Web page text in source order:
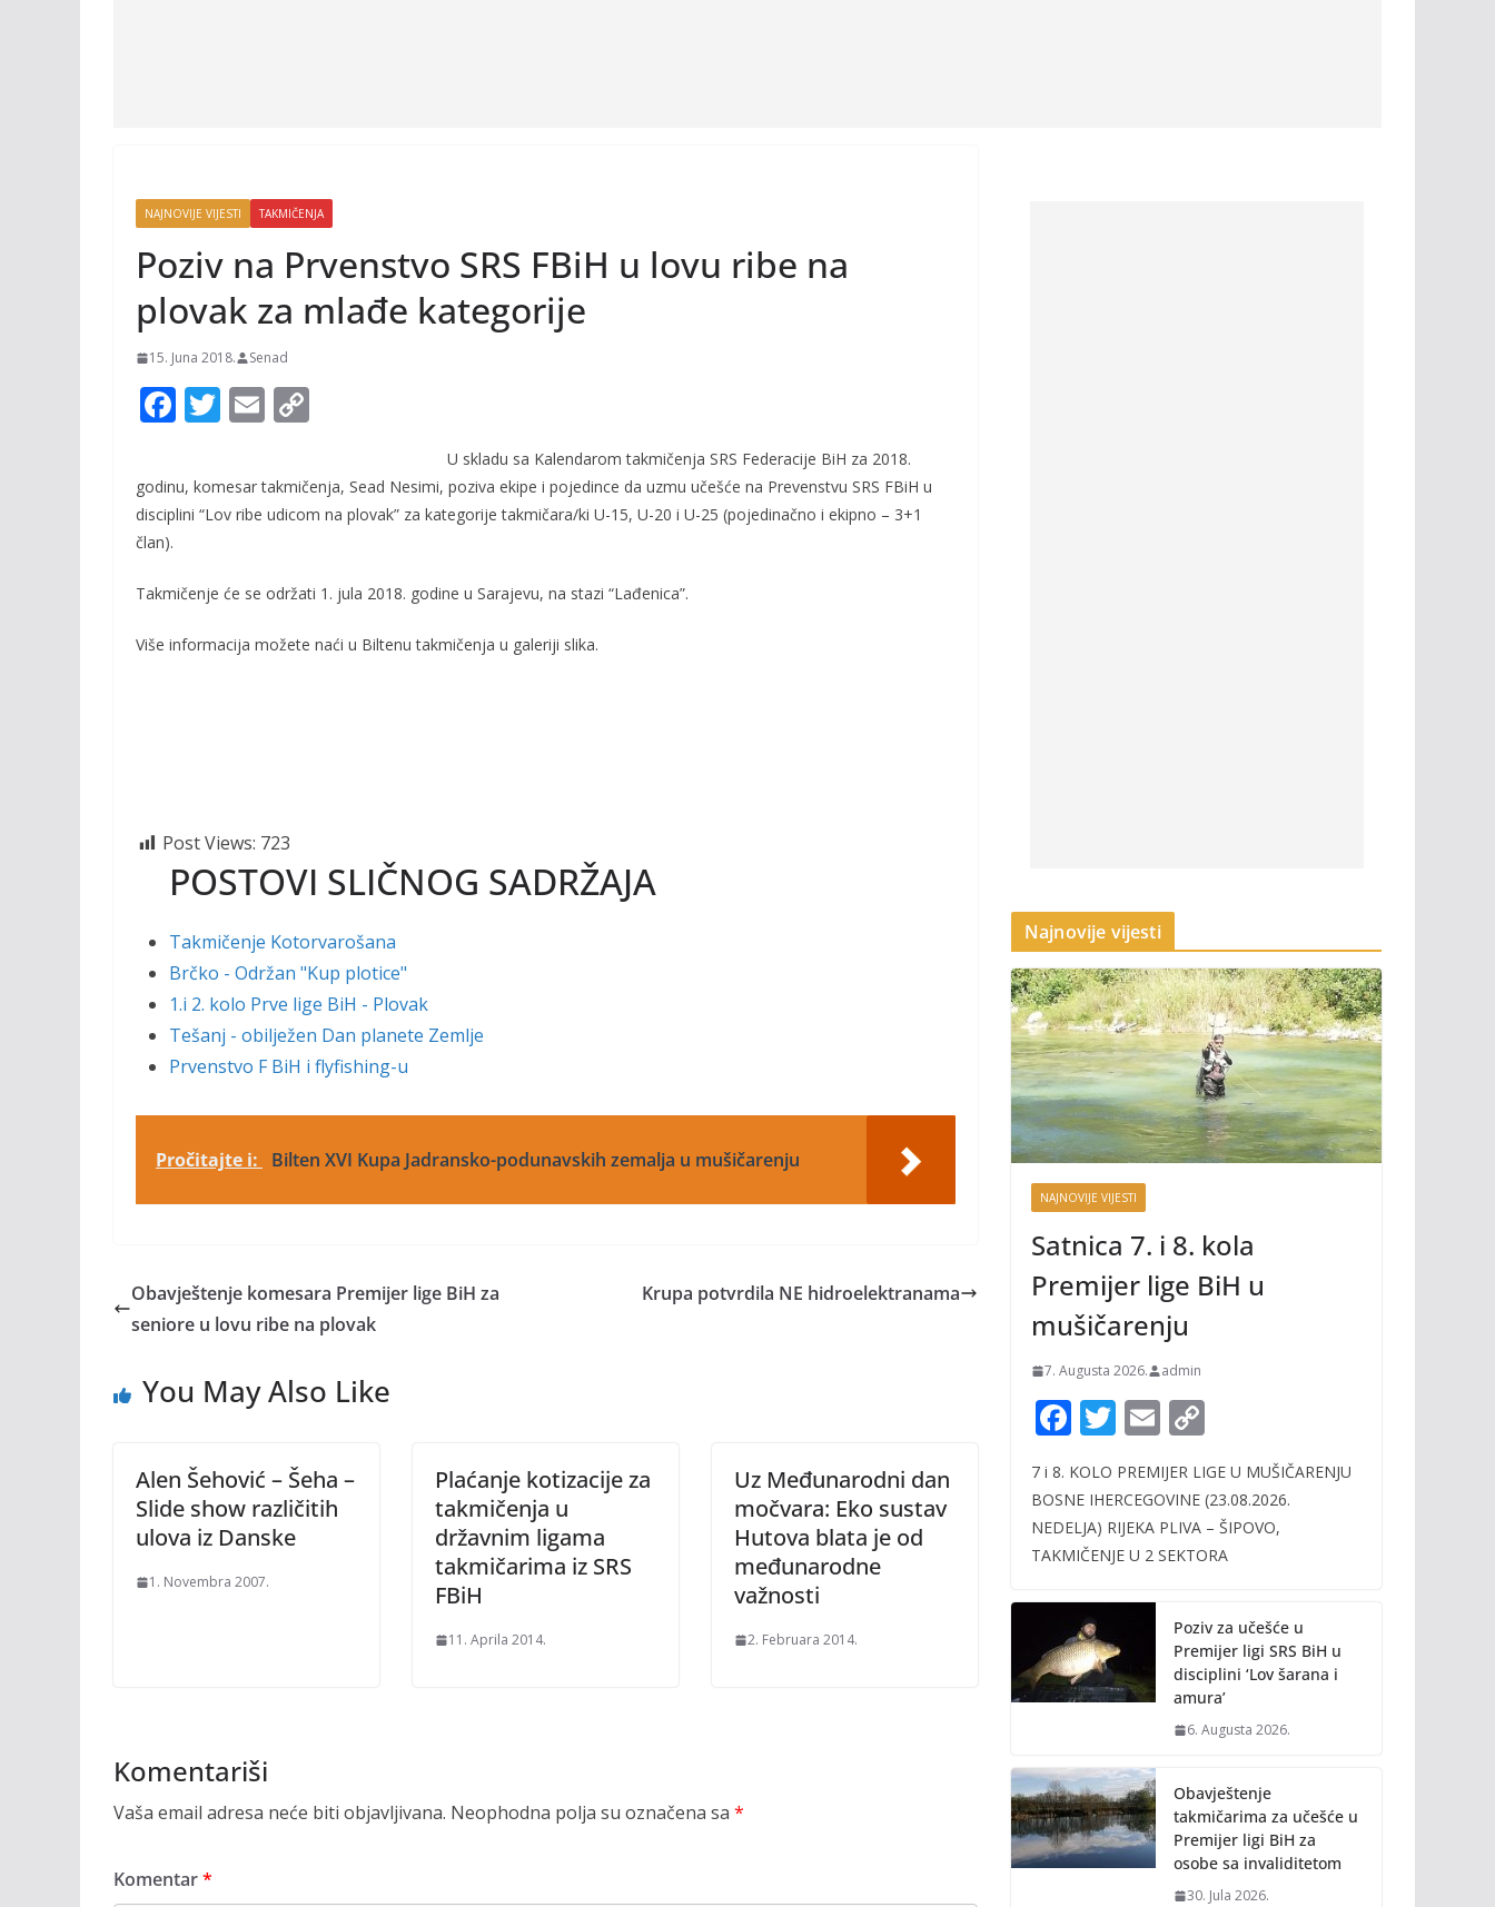
NAJNOVIJE VIJESTI TAKMIČENJA
Poziv na Prvenstvo SRS FBiH u lovu ribe na
plovak za mlađe kategorije
15. Juna 2018. Senad
F
e
b
o
T
itt
er
E
ai
l
p
y
n
U skladu sa Kalendarom takmičenja SRS Federacije BiH za 2018.
godinu, komesar takmičenja, Sead Nesimi, poziva ekipe i pojedince da uzmu učešće na Prevenstvu SRS FBiH u
disciplini “Lov ribe udicom na plovak” za kategorije takmičara/ki U-15, U-20 i U-25 (pojedinačno i ekipno – 3+1
član).
Takmičenje će se održati 1. jula 2018. godine u Sarajevu, na stazi “Lađenica”.
Više informacija možete naći u Biltenu takmičenja u galeriji slika.
Post Views: 723
POSTOVI SLIČNOG SADRŽAJA
Takmičenje Kotorvarošana
Brčko - Održan "Kup plotice"
1.i 2. kolo Prve lige BiH - Plovak
Tešanj - obilježen Dan planete Zemlje
Prvenstvo F BiH i flyfishing-u
Pročitajte i: Bilten XVI Kupa Jadransko-podunavskih zemalja u mušičarenju
Obavještenje komesara Premijer lige BiH za
seniore u lovu ribe na plovak
Krupa potvrdila NE hidroelektranama
You May Also Like
Alen Šehović – Šeha –
Slide show različitih
ulova iz Danske
1. Novembra 2007.
Plaćanje kotizacije za
takmičenja u
državnim ligama
takmičarima iz SRS
FBiH
11. Aprila 2014.
Uz Međunarodni dan
močvara: Eko sustav
Hutova blata je od
međunarodne
važnosti
2. Februara 2014.
Komentariši
Vaša email adresa neće biti objavljivana. Neophodna polja su označena sa *
Komentar*
Najnovije vijesti
NAJNOVIJE VIJESTI
Satnica 7. i 8. kola
Premijer lige BiH u
mušičarenju
7. Augusta 2026. admin
F
e
b
o
o
k
T
itt
er
E
ai
l
p
y
Li
k
7 i 8. KOLO PREMIJER LIGE U MUŠIČARENJU
BOSNE IHERCEGOVINE (23.08.2026.
NEDELJA) RIJEKA PLIVA – ŠIPOVO,
TAKMIČENJE U 2 SEKTORA
Poziv za učešće u
Premijer ligi SRS BiH u
disciplini ‘Lov šarana i
amura’
6. Augusta 2026.
Obavještenje
takmičarima za učešće u
Premijer ligi BiH za
osobe sa invaliditetom
30. Jula 2026.